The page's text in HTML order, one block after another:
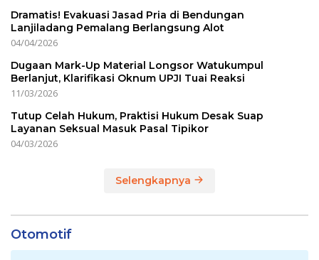
Dramatis! Evakuasi Jasad Pria di Bendungan
Lanjiladang Pemalang Berlangsung Alot
04/04/2026
Dugaan Mark-Up Material Longsor Watukumpul
Berlanjut, Klarifikasi Oknum UPJI Tuai Reaksi
11/03/2026
Tutup Celah Hukum, Praktisi Hukum Desak Suap
Layanan Seksual Masuk Pasal Tipikor
04/03/2026
Selengkapnya
Otomotif